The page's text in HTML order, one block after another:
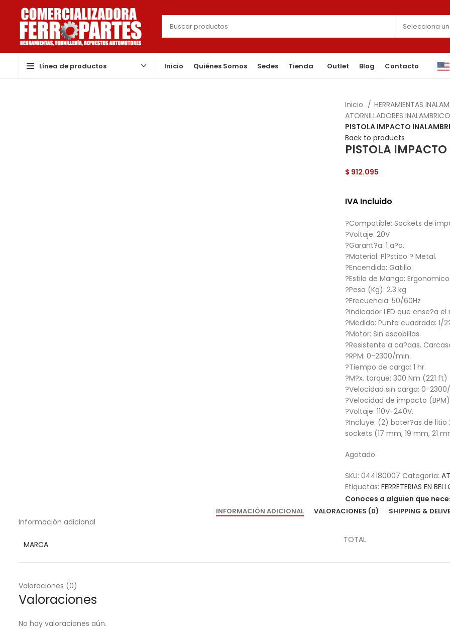
Línea de productos Inicio Quiénes Somos Sedes Tienda Outlet Blog Contacto
Inicio
HERRAMIENTAS
ATORNILLADORES
PISTOLA IMPACTO
Back to products
PISTOLA
$ 912.095
IVA Incluido
?Compatible: Sockets de
?Voltaje: 20V
?Garant?a: 1 a?o.
?Material: Pl?stico ? Metal.
?Encendido: Gatillo.
?Estilo de Mango:
?Peso (Kg): 2.3 kg
?Frecuencia: 50/60Hz
?Indicador LED que ense?a
?Medida: Punta cuadrada: 1/
?Motor: Sin escobillas.
?Resistente a ca?das.
?RPM: 0-2300/min.
?Tiempo de carga: 1 hr.
?M?x. torque: 300 Nm (221 ft)
?Velocidad sin carga: 0-
?Velocidad de impacto
?Voltaje: 110V-240V.
?Incluye: (2) bater?as de litio
sockets (17 mm, 19 mm, 21
Agotado
SKU: 044180007 Categoría:
Etiquetas: FERRETERIAS EN
Conoces a alguien que
INFORMACIÓN ADICIONAL VALORACIONES (0) SHIPPING &
Información adicional
MARCA TOTAL
Valoraciones (0)
Valoraciones
No hay valoraciones aún.